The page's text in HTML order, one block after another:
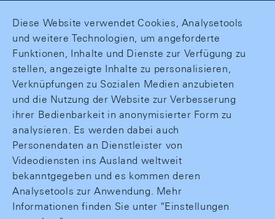
Diese Website verwendet Cookies, Analysetools
und weitere Technologien, um angeforderte
Funktionen, Inhalte und Dienste zur Verfügung zu
stellen, angezeigte Inhalte zu personalisieren,
Verknüpfungen zu Sozialen Medien anzubieten
und die Nutzung der Website zur Verbesserung
ihrer Bedienbarkeit in anonymisierter Form zu
analysieren. Es werden dabei auch
Personendaten an Dienstleister von
Videodiensten ins Ausland weltweit
bekanntgegeben und es kommen deren
Analysetools zur Anwendung. Mehr
Informationen finden Sie unter "Einstellungen